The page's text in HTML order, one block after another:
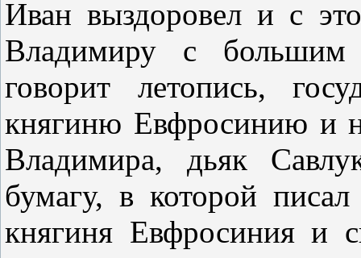
Иван выздоровел и с
Владимиру с
говорит летопись,
княгиню Евфросинию и
Владимира, дьяк
бумагу, в которой
княгиня Евфросиния и